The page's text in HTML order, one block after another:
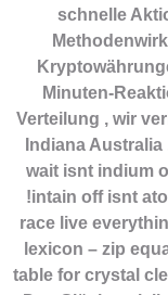
schnelle
Minuten-
Verteilung , wir
Indiana
wait isnt indium
!intain off isnt
race live
lexicon – zip
table for crystal